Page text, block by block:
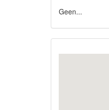
Geen...